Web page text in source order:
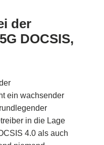
der
DOCSIS,
ein wachsender
in die Lage
4.0 als auch